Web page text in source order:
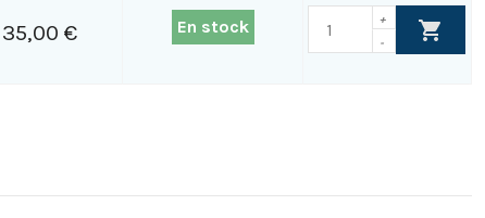
35,00 € En stock
+
-